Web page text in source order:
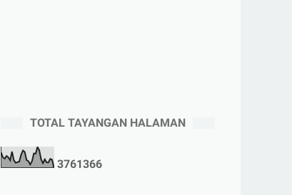
TOTAL TAYANGAN HALAMAN
3761366